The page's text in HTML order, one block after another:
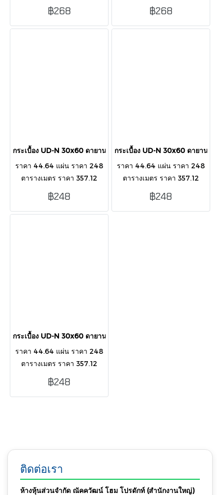
กล่อง บรรจุ 8 แผ่น/กล่อง/ 1.44
ตารางเมตร
฿268
กล่อง บรรจุ 8 แผ่น/กล่อง/ 1.44
ตารางเมตร
฿268
กระเบื้อง UD-N 30x60 ดายานา เกรย์ (R) (A)
ราคา 44.64 แผ่น ราคา 248
ตารางเมตร ราคา 357.12
กล่อง บรรจุ 8 แผ่น/กล่อง/ 1.44
ตารางเมตร
฿248
กระเบื้อง UD-N 30x60 ดายานา เ
ราคา 44.64 แผ่น ราคา 248
ตารางเมตร ราคา 357.12
กล่อง บรรจุ 8 แผ่น/กล่อง/ 1.44
ตารางเมตร
฿248
กระเบื้อง UD-N 30x60 ดายานา แบล๊ค (R) (A)
ราคา 44.64 แผ่น ราคา 248
ตารางเมตร ราคา 357.12
กล่อง บรรจุ 8 แผ่น/
กล่อง/1.44ตารางเมตร
฿248
ติดต่อเรา
ห้างหุ้นส่วนจำกัด ณัคควัฒน์ โฮม โปรดักท์ (สำนักงานใหญ่)